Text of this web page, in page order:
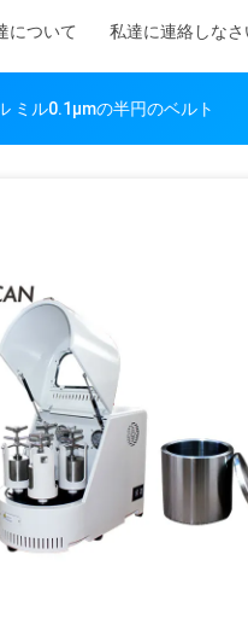
について 私達に連絡しなさ
ミル0.1μmの半円のベルト